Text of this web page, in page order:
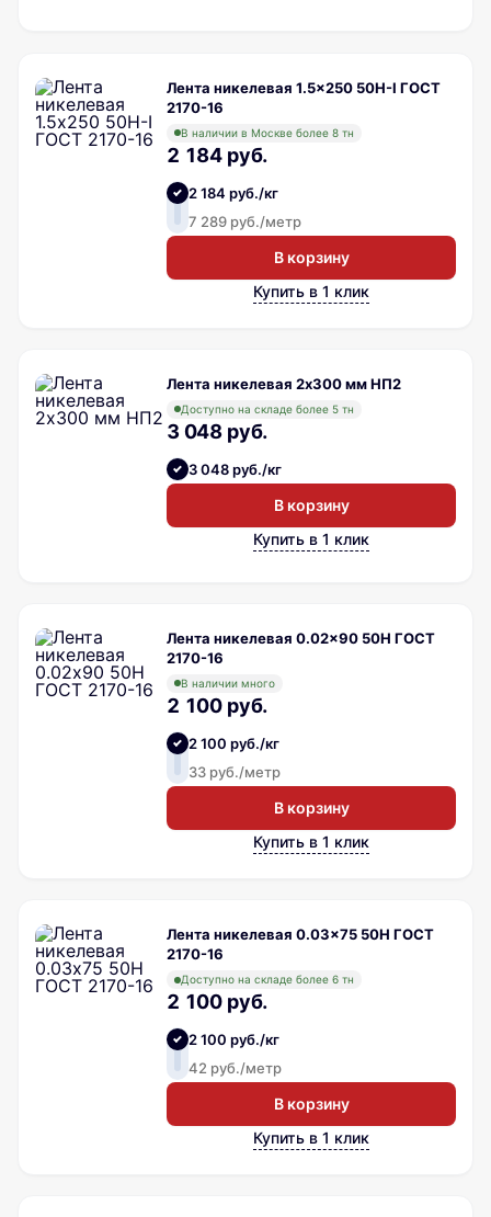
Лента никелевая 1.5x250 50Н-I ГОСТ
2170-16
В наличии в Москве более 8 тн
2 184 руб.
2 184 руб./кг
7 289 руб./метр
В корзину
Купить в 1 клик
Лента никелевая 2х300 мм НП2
Доступно на складе более 5 тн
3 048 руб.
3 048 руб./кг
В корзину
Купить в 1 клик
Лента никелевая 0.02x90 50Н ГОСТ
2170-16
В наличии много
2 100 руб.
2 100 руб./кг
33 руб./метр
В корзину
Купить в 1 клик
Лента никелевая 0.03x75 50Н ГОСТ
2170-16
Доступно на складе более 6 тн
2 100 руб.
2 100 руб./кг
42 руб./метр
В корзину
Купить в 1 клик